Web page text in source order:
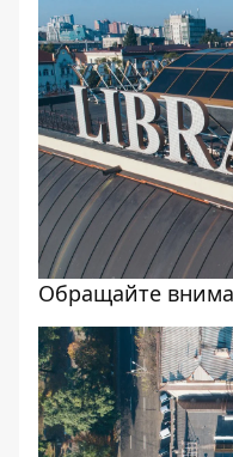
Обращайте